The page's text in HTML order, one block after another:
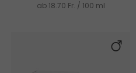
ab 18.70 Fr. / 100 ml